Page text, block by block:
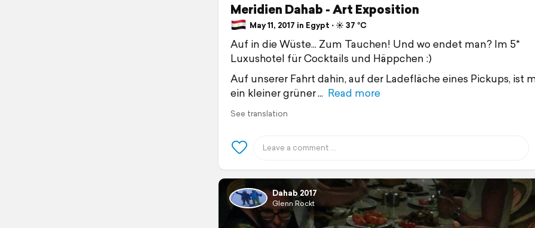
Meridien Dahab - Art Exposition
May 11, 2017 in Egypt ⋅ ☀️ 37 °C
Auf in die Wüste... Zum Tauchen! Und wo endet man? Im 5*
Luxushotel für Cocktails und Häppchen :)
Auf unserer Fahrt dahin, auf der Ladefläche eines Pickups, ist
ein kleiner grüner
Read more
See translation
Dahab 2017
Glenn Rockt